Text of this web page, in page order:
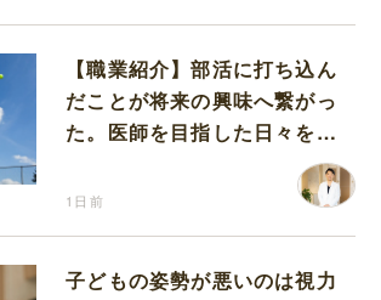
【職業紹介】部活に打ち込ん
だことが将来の興味へ繋がっ
た。医師を目指した日々を振
1日前
子どもの姿勢が悪いのは視力